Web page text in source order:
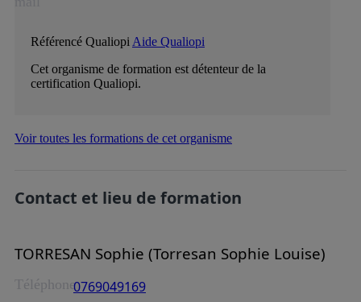
Référencé Qualiopi Aide Qualiopi
Cet organisme de formation est détenteur de la
certification Qualiopi.
Voir toutes les formations de cet organisme
Contact et lieu de formation
TORRESAN Sophie (Torresan Sophie Louise)
Téléphone0769049169